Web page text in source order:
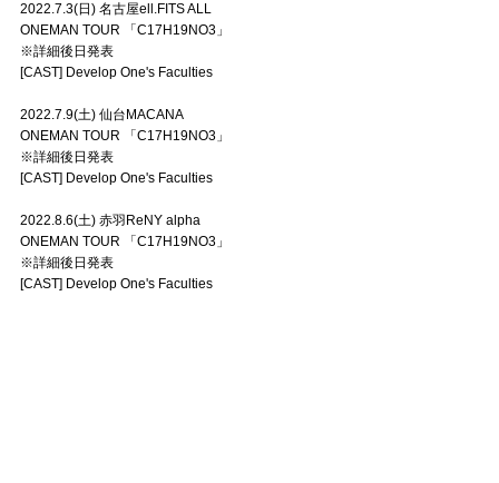
2022.7.3(日) 名古屋ell.FITS ALL
ONEMAN TOUR 「C17H19NO3」
※詳細後日発表
[CAST] Develop One's Faculties
2022.7.9(土) 仙台MACANA
ONEMAN TOUR 「C17H19NO3」
※詳細後日発表
[CAST] Develop One's Faculties
2022.8.6(土) 赤羽ReNY alpha
ONEMAN TOUR 「C17H19NO3」
※詳細後日発表
[CAST] Develop One's Faculties